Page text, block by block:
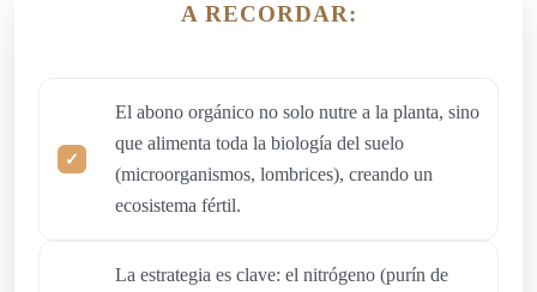
A RECORDAR:
El abono orgánico no solo nutre a la planta, sino
que alimenta toda la biología del suelo
(microorganismos, lombrices), creando un
ecosistema fértil.
La estrategia es clave: el nitrógeno (purín de